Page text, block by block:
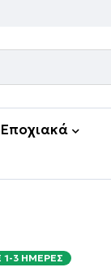
Εποχιακά
3 ΗΜΈΡΕΣ